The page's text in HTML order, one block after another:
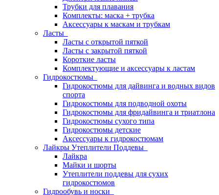
Трубки для плавания
Комплекты: маска + трубка
Аксессуары к маскам и трубкам
Ласты
Ласты с открытой пяткой
Ласты с закрытой пяткой
Короткие ласты
Комплектующие и аксессуары к ластам
Гидрокостюмы
Гидрокостюмы для дайвинга и водных видов
спорта
Гидрокостюмы для подводной охоты
Гидрокостюмы для фридайвинга и триатлона
Гидрокостюмы сухого типа
Гидрокостюмы детские
Аксессуары к гидрокостюмам
Лайкры Утеплители Поддевы
Лайкра
Майки и шорты
Утеплители поддевы для сухих
гидрокостюмов
Гидрообувь и носки